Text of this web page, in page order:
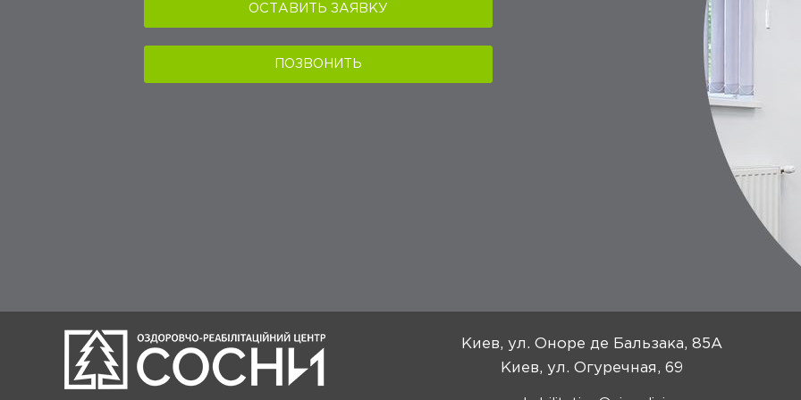
ОСТАВИТЬ ЗАЯВКУ
ПОЗВОНИТЬ
Киев, ул. Оноре де Бальзака, 85А
Киев, ул. Огуречная, 69